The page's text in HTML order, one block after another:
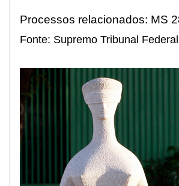
Processos relacionados: MS
Fonte: Supremo Tribunal Federal